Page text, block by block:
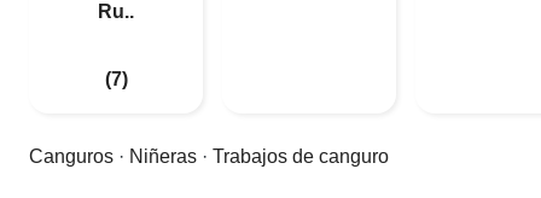
Ru..
(7)
Canguros · Niñeras · Trabajos de canguro